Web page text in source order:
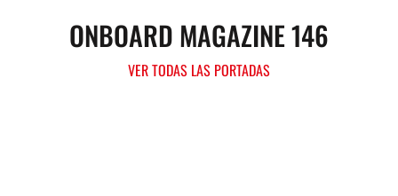
ONBOARD MAGAZINE 146
VER TODAS LAS PORTADAS